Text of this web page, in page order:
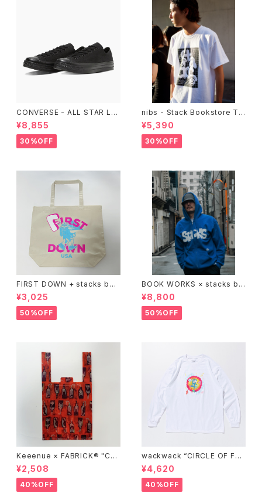
CONVERSE - ALL STAR LG
CY OX （ALL BLACK)
¥8,855
30%OFF
nibs - Stack Bookstore Te
e
¥5,390
30%OFF
FIRST DOWN + stacks boo
kstore BIG TOTE
¥3,025
50%OFF
BOOK WORKS × stacks bo
okstore "Jimbocho Beat Li
brary zip up hood"
¥8,800
50%OFF
Keeenue × FABRICK®︎ "CO
MPACT SHOPPING BAG" st
acks Exclusive model
¥2,508
40%OFF
wackwack “CIRCLE OF FRI
ENDS” L/S TEE
¥4,620
40%OFF